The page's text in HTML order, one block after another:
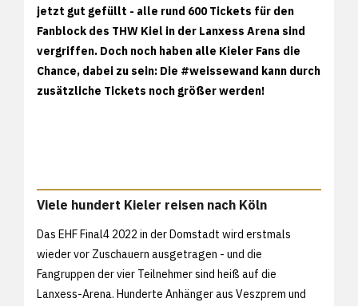
jetzt gut gefüllt - alle rund 600 Tickets für den
Fanblock des THW Kiel in der Lanxess Arena sind
vergriffen. Doch noch haben alle Kieler Fans die
Chance, dabei zu sein: Die #weissewand kann durch
zusätzliche Tickets noch größer werden!
Viele hundert Kieler reisen nach Köln
Das EHF Final4 2022 in der Domstadt wird erstmals
wieder vor Zuschauern ausgetragen - und die
Fangruppen der vier Teilnehmer sind heiß auf die
Lanxess-Arena. Hunderte Anhänger aus Veszprem und